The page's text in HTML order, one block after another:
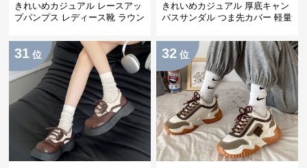
きれいめカジュアル レースアッ
プパンプス レディース靴 ラウン
上品 カジュアルシューズ
きれいめカジュアル 厚底キャン
バスサンダル つま先カバー 軽量
アルシューズ
31 位 32 位